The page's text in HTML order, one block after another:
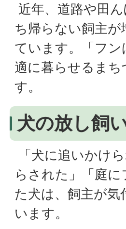
近年、道路や田
ち帰らない飼主
ています。「フ
適に暮らせるま
す。
犬の放し飼
「犬に追いかけ
らされた」「庭
た犬は、飼主が
います。